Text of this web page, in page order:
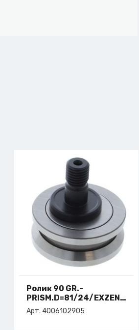
Ролик 90 GR.-
PRISM.D=81/24/EXZENTR
арт. 4-006-10-2905
Арт. 4006102905